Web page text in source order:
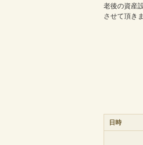
老後の資産
させて頂き
日時